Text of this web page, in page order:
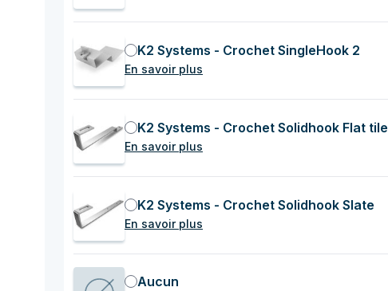
K2 Systems - Crochet SingleHook 2
En savoir plus
K2 Systems - Crochet Solidhook Flat tile
En savoir plus
K2 Systems - Crochet Solidhook Slate
En savoir plus
Aucun